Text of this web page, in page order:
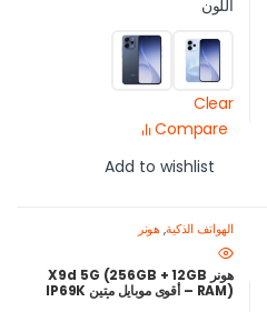
اللون
Clear
Compare
Add to wishlist
الهواتف الذكية, هونر
هونر X9d 5G (256GB + 12GB
RAM) – أقوى موبايل متين IP69K